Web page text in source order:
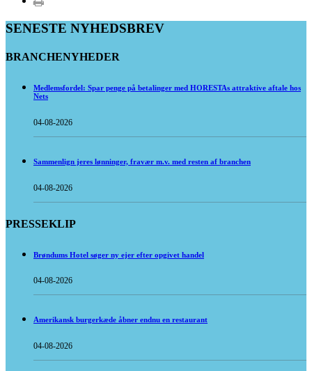
SENESTE NYHEDSBREV
BRANCHENYHEDER
Medlemsfordel: Spar penge på betalinger med HORESTAs attraktive aftale hos
Nets
04-08-2026
Sammenlign jeres lønninger, fravær m.v. med resten af branchen
04-08-2026
PRESSEKLIP
Brøndums Hotel søger ny ejer efter opgivet handel
04-08-2026
Amerikansk burgerkæde åbner endnu en restaurant
04-08-2026